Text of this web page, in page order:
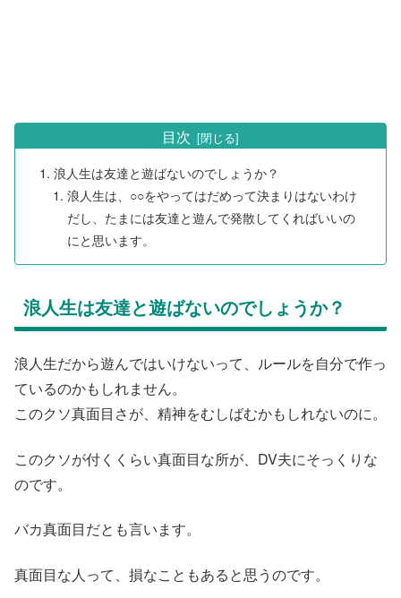
目次
浪人生は友達と遊ばないのでしょうか？
浪人生は、○○をやってはだめって決まりはないわけ
だし、たまには友達と遊んで発散してくればいいの
にと思います。
浪人生は友達と遊ばないのでしょうか？
浪人生だから遊んではいけないって、ルールを自分で作っ
ているのかもしれません。
このクソ真面目さが、精神をむしばむかもしれないのに。
このクソが付くくらい真面目な所が、DV夫にそっくりな
のです。
バカ真面目だとも言います。
真面目な人って、損なこともあると思うのです。